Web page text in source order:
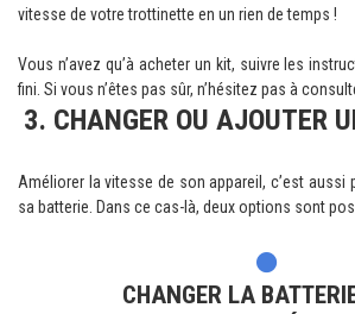
vitesse de votre trottinette en un rien de temps !
Vous n’avez qu’à acheter un kit, suivre les
fini. Si vous n’êtes pas sûr, n’hésitez pas à
3. CHANGER OU AJOUTER
Améliorer la vitesse de son appareil, c’est aussi
sa batterie. Dans ce cas-là, deux options sont
CHANGER LA